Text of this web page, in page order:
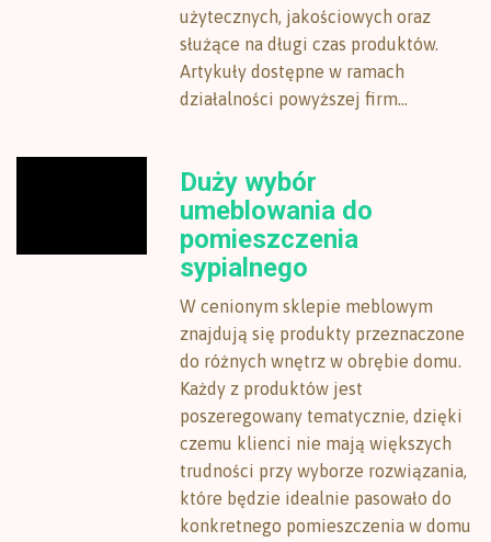
użytecznych, jakościowych oraz
służące na długi czas produktów.
Artykuły dostępne w ramach
działalności powyższej firm...
Duży wybór
umeblowania do
pomieszczenia
sypialnego
W cenionym sklepie meblowym
znajdują się produkty przeznaczone
do różnych wnętrz w obrębie domu.
Każdy z produktów jest
poszeregowany tematycznie, dzięki
czemu klienci nie mają większych
trudności przy wyborze rozwiązania,
które będzie idealnie pasowało do
konkretnego pomieszczenia w domu